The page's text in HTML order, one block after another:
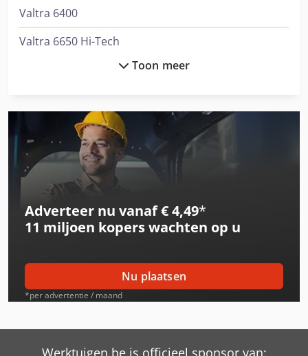
Valtra 6400
Valtra 6650 Hi-Tech
Valtra 6850 Hi-Tech
Valtra 8150 Hi-Tech
Valtra 8350 Hi-Tech
Valtra 8450 Hi-Tech
Valtra 8550 Hi-Tech
Valtra 8950 Hi-Tech
Valtra C150
Valtra N122 Direct
Valtra T120
Toon meer
Adverteer nu vanaf € 4,49*
11 miljoen koperswachten op u
Nu plaatsen
*per advertentie / maand